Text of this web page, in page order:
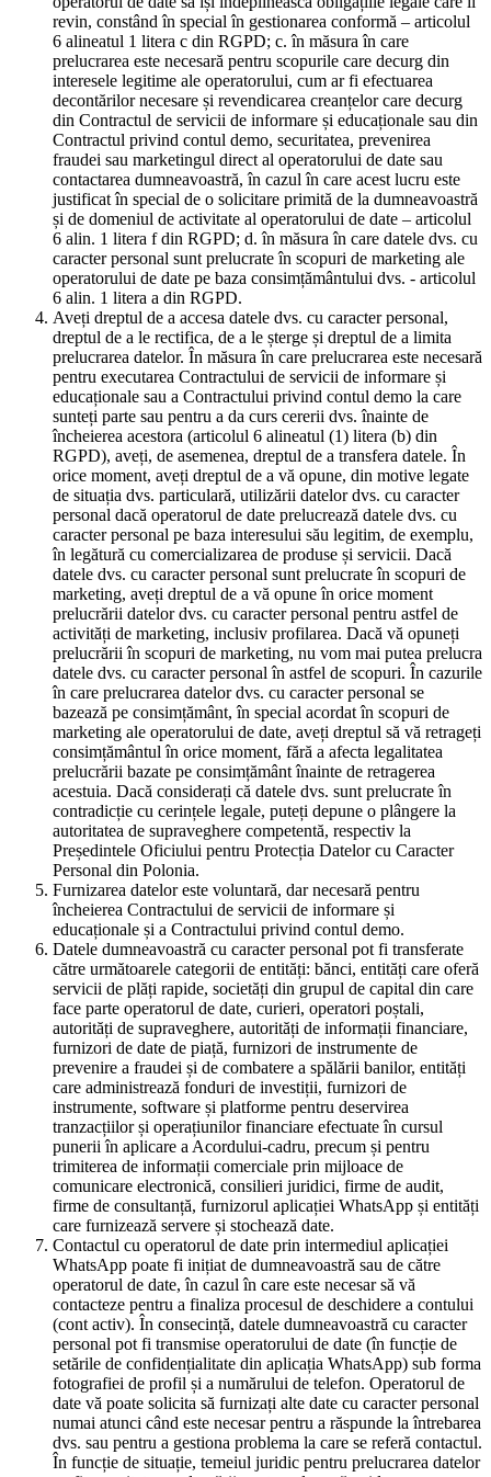
revin, constând în special în gestionarea conformă – articolul
6 alineatul 1 litera c din RGPD; c. în măsura în care
prelucrarea este necesară pentru scopurile care decurg din
interesele legitime ale operatorului, cum ar fi efectuarea
decontărilor necesare și revendicarea creanțelor care decurg
din Contractul de servicii de informare și educaționale sau din
Contractul privind contul demo, securitatea, prevenirea
fraudei sau marketingul direct al operatorului de date sau
contactarea dumneavoastră, în cazul în care acest lucru este
justificat în special de o solicitare primită de la dumneavoastră
și de domeniul de activitate al operatorului de date – articolul
6 alin. 1 litera f din RGPD; d. în măsura în care datele dvs. cu
caracter personal sunt prelucrate în scopuri de marketing ale
operatorului de date pe baza consimțământului dvs. - articolul
6 alin. 1 litera a din RGPD.
Aveți dreptul de a accesa datele dvs. cu caracter personal,
dreptul de a le rectifica, de a le șterge și dreptul de a limita
prelucrarea datelor. În măsura în care prelucrarea este necesară
pentru executarea Contractului de servicii de informare și
educaționale sau a Contractului privind contul demo la care
sunteți parte sau pentru a da curs cererii dvs. înainte de
încheierea acestora (articolul 6 alineatul (1) litera (b) din
RGPD), aveți, de asemenea, dreptul de a transfera datele. În
orice moment, aveți dreptul de a vă opune, din motive legate
de situația dvs. particulară, utilizării datelor dvs. cu caracter
personal dacă operatorul de date prelucrează datele dvs. cu
caracter personal pe baza interesului său legitim, de exemplu,
în legătură cu comercializarea de produse și servicii. Dacă
datele dvs. cu caracter personal sunt prelucrate în scopuri de
marketing, aveți dreptul de a vă opune în orice moment
prelucrării datelor dvs. cu caracter personal pentru astfel de
activități de marketing, inclusiv profilarea. Dacă vă opuneți
prelucrării în scopuri de marketing, nu vom mai putea prelucra
datele dvs. cu caracter personal în astfel de scopuri. În cazurile
în care prelucrarea datelor dvs. cu caracter personal se
bazează pe consimțământ, în special acordat în scopuri de
marketing ale operatorului de date, aveți dreptul să vă retrageți
consimțământul în orice moment, fără a afecta legalitatea
prelucrării bazate pe consimțământ înainte de retragerea
acestuia. Dacă considerați că datele dvs. sunt prelucrate în
contradicție cu cerințele legale, puteți depune o plângere la
autoritatea de supraveghere competentă, respectiv la
Președintele Oficiului pentru Protecția Datelor cu Caracter
Personal din Polonia.
Furnizarea datelor este voluntară, dar necesară pentru
încheierea Contractului de servicii de informare și
educaționale și a Contractului privind contul demo.
Datele dumneavoastră cu caracter personal pot fi transferate
către următoarele categorii de entități: bănci, entități care oferă
servicii de plăți rapide, societăți din grupul de capital din care
face parte operatorul de date, curieri, operatori poștali,
autorități de supraveghere, autorități de informații financiare,
furnizori de date de piață, furnizori de instrumente de
prevenire a fraudei și de combatere a spălării banilor, entități
care administrează fonduri de investiții, furnizori de
instrumente, software și platforme pentru deservirea
tranzacțiilor și operațiunilor financiare efectuate în cursul
punerii în aplicare a Acordului-cadru, precum și pentru
trimiterea de informații comerciale prin mijloace de
comunicare electronică, consilieri juridici, firme de audit,
firme de consultanță, furnizorul aplicației WhatsApp și entități
care furnizează servere și stochează date.
Contactul cu operatorul de date prin intermediul aplicației
WhatsApp poate fi inițiat de dumneavoastră sau de către
operatorul de date, în cazul în care este necesar să vă
contacteze pentru a finaliza procesul de deschidere a contului
(cont activ). În consecință, datele dumneavoastră cu caracter
personal pot fi transmise operatorului de date (în funcție de
setările de confidențialitate din aplicația WhatsApp) sub forma
fotografiei de profil și a numărului de telefon. Operatorul de
date vă poate solicita să furnizați alte date cu caracter personal
numai atunci când este necesar pentru a răspunde la întrebarea
dvs. sau pentru a gestiona problema la care se referă contactul.
În funcție de situație, temeiul juridic pentru prelucrarea datelor